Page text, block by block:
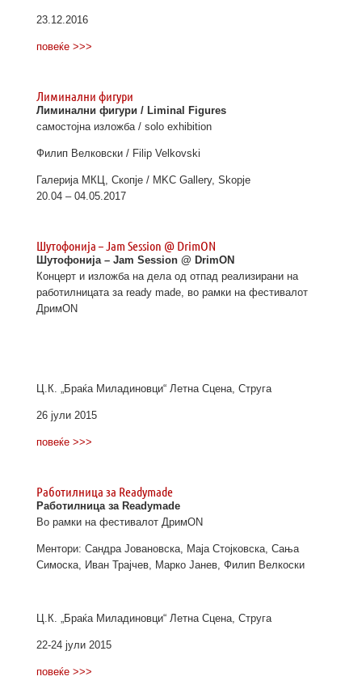
23.12.2016
повеќе >>>
Лиминални фигури
Лиминални фигури / Liminal Figures
самостојна изложба / solo exhibition
Филип Велковски / Filip Velkovski
Галерија МКЦ, Скопје / MKC Gallery, Skopje
20.04 – 04.05.2017
Шутофонија – Jam Session @ DrimON
Шутофонија – Jam Session @ DrimON
Концерт и изложба на дела од отпад реализирани на
работилницата за ready made, во рамки на фестивалот
ДримОN
Ц.К. „Браќа Миладиновци“ Летна Сцена, Струга
26 јули 2015
повеќе >>>
Работилница за Readymade
Работилница за Readymade
Во рамки на фестивалот ДримОN
Ментори: Сандра Јовановскa, Маја Стојковска, Сања
Симоска, Иван Трајчев, Марко Јанев, Филип Велкоски
Ц.К. „Браќа Миладиновци“ Летна Сцена, Струга
22-24 јули 2015
повеќе >>>